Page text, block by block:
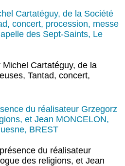
Cartatéguy, de la Société
concert, procession, messe
des Sept-Saints, Le
Cartatéguy, de la
Tantad, concert,
du réalisateur Grzegorz
et Jean MONCELON,
BREST
du réalisateur
des religions, et Jean